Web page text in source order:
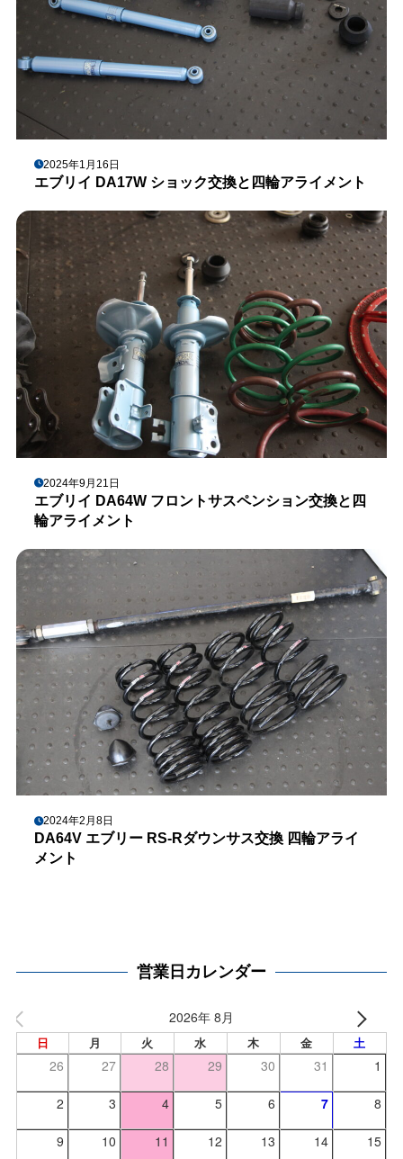
2025年1月16日
エブリイ DA17W ショック交換と四輪アライメント
2024年9月21日
エブリイ DA64W フロントサスペンション交換と四
輪アライメント
2024年2月8日
DA64V エブリー RS-Rダウンサス交換 四輪アライ
メント
営業日カレンダー
2026年 8月
日 月 火 水 木 金 土
26 27 28 29 30 31 1
2 3 4 5 6 7 8
9 10 11 12 13 14 15